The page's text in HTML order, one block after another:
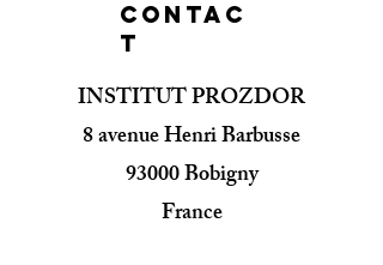
Contac
t
INSTITUT PROZDOR
8 avenue Henri Barbusse
93000 Bobigny
France